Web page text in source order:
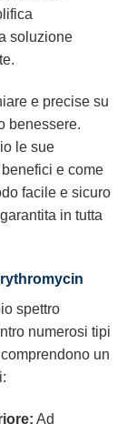
soluzione
e precise su
benessere.
le sue
e come
facile e sicuro
in tutta
spettro
numerosi tipi
un
Ad